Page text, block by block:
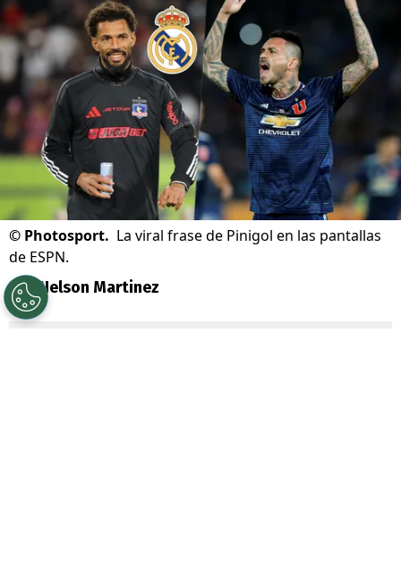
© Photosport. La viral frase de Pinigol en las pantallas
de ESPN.
Por Nelson Martinez